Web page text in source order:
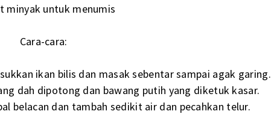
minyak untuk menumis
Cara-cara:
ikan bilis dan masak sebentar sampai agak garing.
dah dipotong dan bawang putih yang diketuk kasar.
belacan dan tambah sedikit air dan pecahkan telur.